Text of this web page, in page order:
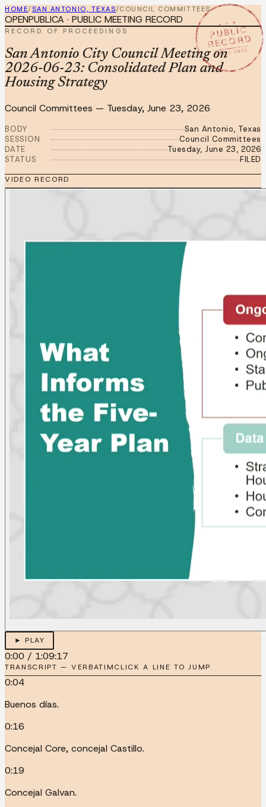
HOME/SAN ANTONIO, TEXAS/COUNCIL COMMITTEES
★ ★ ★
PUBLIC
RECORD
JUN 23 2026
OPENPUBLICA · PUBLIC MEETING RECORD
RECORD OF PROCEEDINGS
San Antonio City Council Meeting on
2026-06-23: Consolidated Plan and
Housing Strategy
Council Committees — Tuesday, June 23, 2026
BODY
San Antonio, Texas
SESSION
Council Committees
DATE
Tuesday, June 23, 2026
STATUS
FILED
VIDEO RECORD
► PLAY
0:00 / 1:09:17
TRANSCRIPT — VERBATIMCLICK A LINE TO JUMP
0:04
Buenos días.
0:16
Concejal Core, concejal Castillo.
0:19
Concejal Galvan.